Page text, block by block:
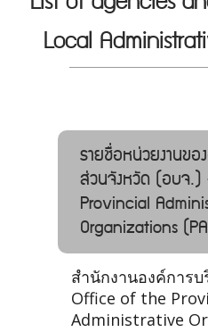
Local
รายชื่อหน่วยงานขอ
ส่วนจังหวัด (อบจ
Provincial
Organizations
สำนักงานองค์การ
Office of the
Administrative